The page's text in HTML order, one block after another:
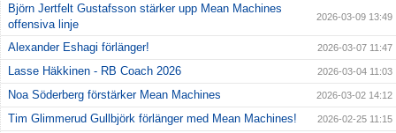
Björn Jertfelt Gustafsson stärker upp Mean Machines
offensiva linje
2026-03-09 13:49
Alexander Eshagi förlänger! 2026-03-07 11:47
Lasse Häkkinen - RB Coach 2026 2026-03-04 11:03
Noa Söderberg förstärker Mean Machines 2026-03-02 14:12
Tim Glimmerud Gullbjörk förlänger med Mean Machines! 2026-02-25 11:15